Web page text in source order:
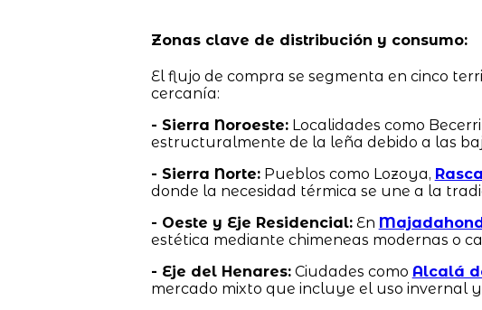
Zonas clave de distribución y consumo:
El flujo de compra se segmenta en cinco
cercanía:
- Sierra Noroeste:Localidades como
estructuralmente de la leña debido a las
- Sierra Norte:Pueblos como Lozoya,
donde la necesidad térmica se une a la
- Oeste y Eje Residencial:En
estética mediante chimeneas modernas o
- Eje del Henares:Ciudades como Alcalá
mercado mixto que incluye el uso invernal